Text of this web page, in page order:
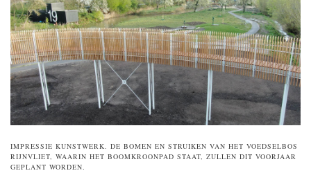
IMPRESSIE KUNSTWERK. DE BOMEN EN STRUIKEN VAN HET VOEDSELBOS
RIJNVLIET, WAARIN HET BOOMKROONPAD STAAT, ZULLEN DIT VOORJAAR
GEPLANT WORDEN.